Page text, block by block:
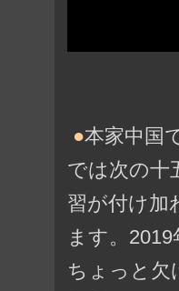
●本家中国
では次の十
習が付け加
ます。
ちょっと欠